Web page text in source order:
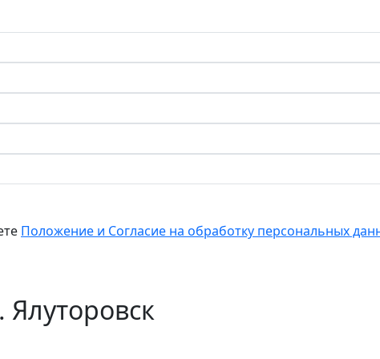
Положение и Согласие на обработку персональных